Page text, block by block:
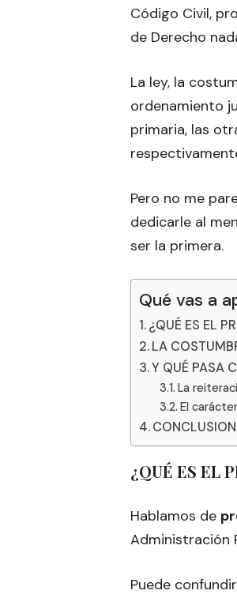
Código Civil,
de Derecho
La ley, la
ordenamiento
primaria, las
Pero no me
dedicarle al
ser la primera.
Qué vas a
¿QUÉ ES EL
LA
Y QUÉ PASA
La
El
¿QUÉ ES EL
Hablamos de
Administración
Puede